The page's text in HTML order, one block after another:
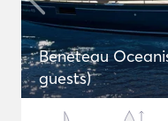
Beneteau
guests)